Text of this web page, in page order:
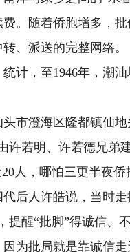
。随着侨胞增多，
、派送的完整网络。
，至1946年，潮汕
澄海区隆都镇仙地
许若明、许若德兄
人，哪怕三更半夜
人许皓说，当时走
提醒“批脚”得诚信、
为批局就是靠诚信